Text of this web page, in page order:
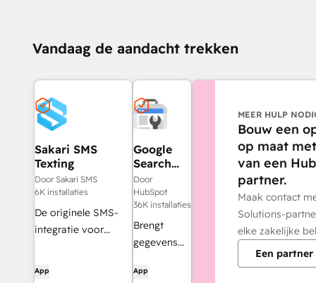
Vandaag de aandacht trekken
Sakari SMS
Texting
Door Sakari SMS
6K installaties
De originele SMS-
integratie voor
App
Google
Search
Console
Door
HubSpot
36K installaties
Brengt
gegevens
Google
App
MEER HULP
Bouw een
op maat
van een
partner.
Maak contact
Solutions-
elke zakelijke
Een partner